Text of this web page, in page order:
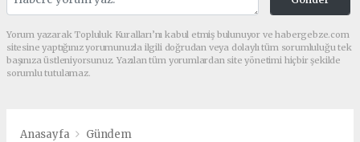
Yorum yazarak Topluluk Kuralları’nı kabul etmiş bulunuyor ve habergebze.com
sitesine yaptığınız yorumunuzla ilgili doğrudan veya dolaylı tüm sorumluluğu tek
başınıza üstleniyorsunuz. Yazılan tüm yorumlardan site yönetimi hiçbir şekilde
sorumlu tutulamaz.
Anasayfa Gündem